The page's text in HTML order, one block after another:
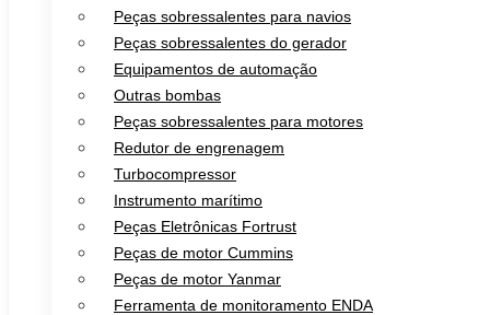
Peças sobressalentes para navios
Peças sobressalentes do gerador
Equipamentos de automação
Outras bombas
Peças sobressalentes para motores
Redutor de engrenagem
Turbocompressor
Instrumento marítimo
Peças Eletrônicas Fortrust
Peças de motor Cummins
Peças de motor Yanmar
Ferramenta de monitoramento ENDA